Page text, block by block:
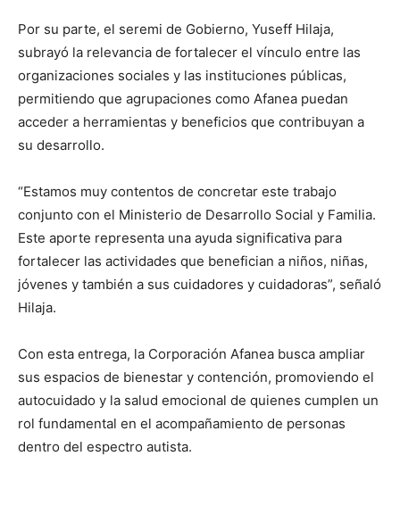
Por su parte, el seremi de Gobierno, Yuseff Hilaja,
subrayó la relevancia de fortalecer el vínculo entre las
organizaciones sociales y las instituciones públicas,
permitiendo que agrupaciones como Afanea puedan
acceder a herramientas y beneficios que contribuyan a
su desarrollo.
“Estamos muy contentos de concretar este trabajo
conjunto con el Ministerio de Desarrollo Social y Familia.
Este aporte representa una ayuda significativa para
fortalecer las actividades que benefician a niños, niñas,
jóvenes y también a sus cuidadores y cuidadoras”, señaló
Hilaja.
Con esta entrega, la Corporación Afanea busca ampliar
sus espacios de bienestar y contención, promoviendo el
autocuidado y la salud emocional de quienes cumplen un
rol fundamental en el acompañamiento de personas
dentro del espectro autista.